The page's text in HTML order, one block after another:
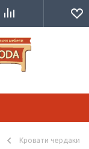
Кровати чердаки